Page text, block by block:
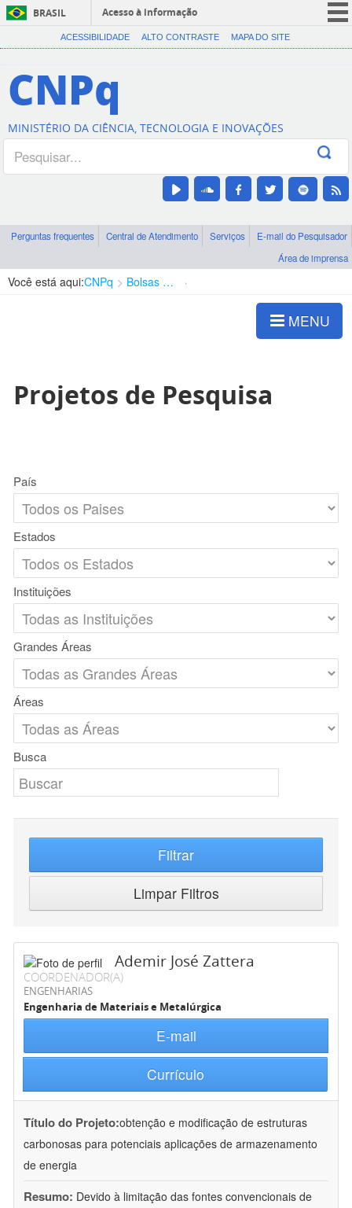
BRASIL
Acesso à informação
CORONAVÍRUS (COVID-19)
Canais
ACESSIBILIDADE ALTO CONTRASTE MAPA DO SITE
CNPq
MINISTÉRIO DA CIÊNCIA, TECNOLOGIA E INOVAÇÕES
Perguntas frequentes Central de Atendimento Serviços
E-mail do Pesquisador
Área de imprensa
Você está aqui:CNPq Bolsas e Auxílios Vigentes
MENU
Projetos de Pesquisa
País
Estados
Instituições
Grandes Áreas
Áreas
Busca
Filtrar
Limpar Filtros
Ademir José Zattera
COORDENADOR(A)
ENGENHARIAS
Engenharia de Materiais e Metalúrgica
E-mail
Currículo
Título do Projeto:obtenção e modificação de estruturas
carbonosas para potenciais aplicações de armazenamento
de energia
Resumo: Devido à limitação das fontes convencionais de